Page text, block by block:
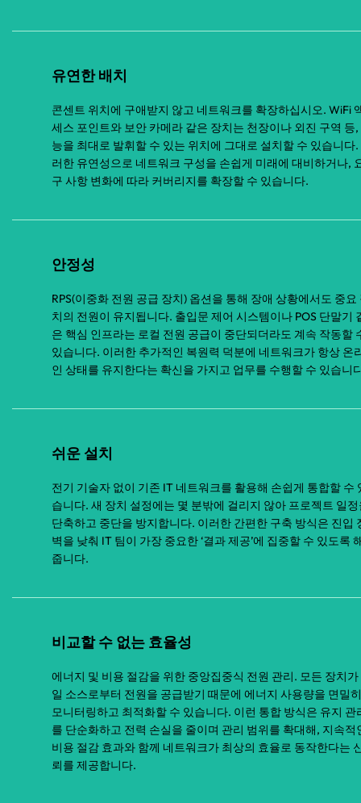
유연한 배치
콘센트 위치에 구애받지 않고 네트워크를 확장하십시오. WiFi
세스 포인트와 보안 카메라 같은 장치는 천장이나 외진 구역 등,
능을 최대로 발휘할 수 있는 위치에 그대로 설치할 수 있습니다.
러한 유연성으로 네트워크 구성을 손쉽게 미래에 대비하거나,
구 사항 변화에 따라 커버리지를 확장할 수 있습니다.
안정성
RPS(이중화 전원 공급 장치) 옵션을 통해 장애 상황에서도 중요
치의 전원이 유지됩니다. 출입문 제어 시스템이나 POS 단말기
은 핵심 인프라는 로컬 전원 공급이 중단되더라도 계속 작동할
있습니다. 이러한 추가적인 복원력 덕분에 네트워크가 항상 온
인 상태를 유지한다는 확신을 가지고 업무를 수행할 수 있습니
쉬운 설치
전기 기술자 없이 기존 IT 네트워크를 활용해 손쉽게 통합할 수
습니다. 새 장치 설정에는 몇 분밖에 걸리지 않아 프로젝트 일
단축하고 중단을 방지합니다. 이러한 간편한 구축 방식은 진입
벽을 낮춰 IT 팀이 가장 중요한 ‘결과 제공’에 집중할 수 있도록
줍니다.
비교할 수 없는 효율성
에너지 및 비용 절감을 위한 중앙집중식 전원 관리. 모든 장치가
일 소스로부터 전원을 공급받기 때문에 에너지 사용량을 면밀히
모니터링하고 최적화할 수 있습니다. 이런 통합 방식은 유지 관
를 단순화하고 전력 손실을 줄이며 관리 범위를 확대해, 지속적
비용 절감 효과와 함께 네트워크가 최상의 효율로 동작한다는
뢰를 제공합니다.